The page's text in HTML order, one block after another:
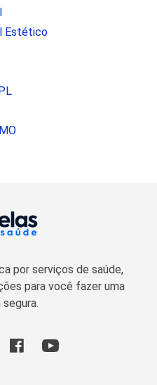
Estético
por serviços de saúde,
para você fazer uma